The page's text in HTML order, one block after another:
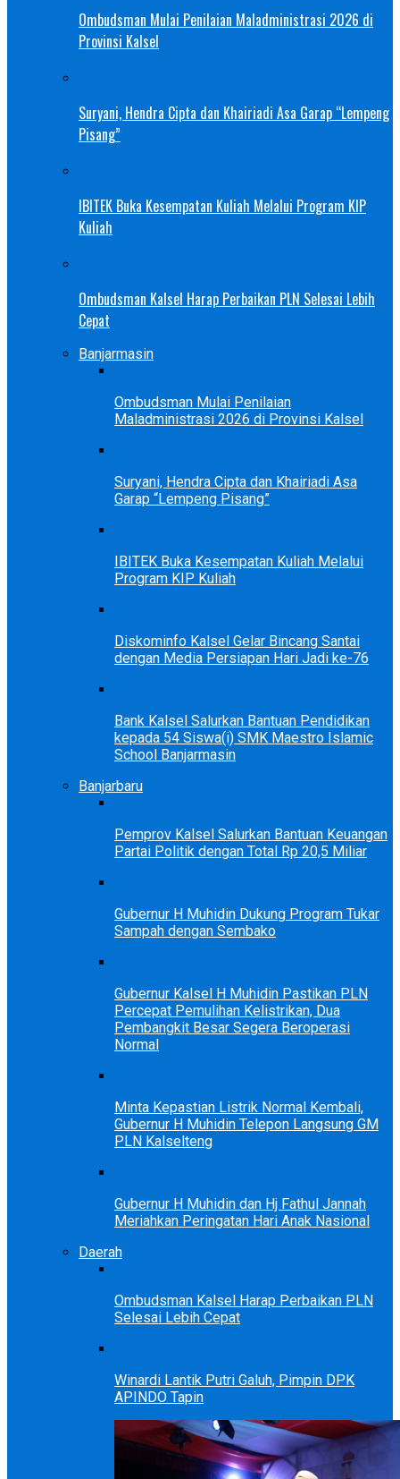
Ombudsman Mulai Penilaian Maladministrasi 2026 di
Provinsi Kalsel
Suryani, Hendra Cipta dan Khairiadi Asa Garap “Lempeng
Pisang”
IBITEK Buka Kesempatan Kuliah Melalui Program KIP
Kuliah
Ombudsman Kalsel Harap Perbaikan PLN Selesai Lebih
Cepat
Banjarmasin
Ombudsman Mulai Penilaian
Maladministrasi 2026 di Provinsi Kalsel
Suryani, Hendra Cipta dan Khairiadi Asa
Garap “Lempeng Pisang”
IBITEK Buka Kesempatan Kuliah Melalui
Program KIP Kuliah
Diskominfo Kalsel Gelar Bincang Santai
dengan Media Persiapan Hari Jadi ke-76
Bank Kalsel Salurkan Bantuan Pendidikan
kepada 54 Siswa(i) SMK Maestro Islamic
School Banjarmasin
Banjarbaru
Pemprov Kalsel Salurkan Bantuan Keuangan
Partai Politik dengan Total Rp 20,5 Miliar
Gubernur H Muhidin Dukung Program Tukar
Sampah dengan Sembako
Gubernur Kalsel H Muhidin Pastikan PLN
Percepat Pemulihan Kelistrikan, Dua
Pembangkit Besar Segera Beroperasi
Normal
Minta Kepastian Listrik Normal Kembali,
Gubernur H Muhidin Telepon Langsung GM
PLN Kalselteng
Gubernur H Muhidin dan Hj Fathul Jannah
Meriahkan Peringatan Hari Anak Nasional
Daerah
Ombudsman Kalsel Harap Perbaikan PLN
Selesai Lebih Cepat
Winardi Lantik Putri Galuh, Pimpin DPK
APINDO Tapin